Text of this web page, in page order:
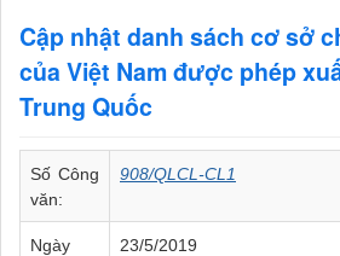
Cập nhật danh sách cơ sở
của Việt Nam được phép
Trung Quốc
Số Công
văn:
908/QLCL-CL1
Ngày
23/5/2019